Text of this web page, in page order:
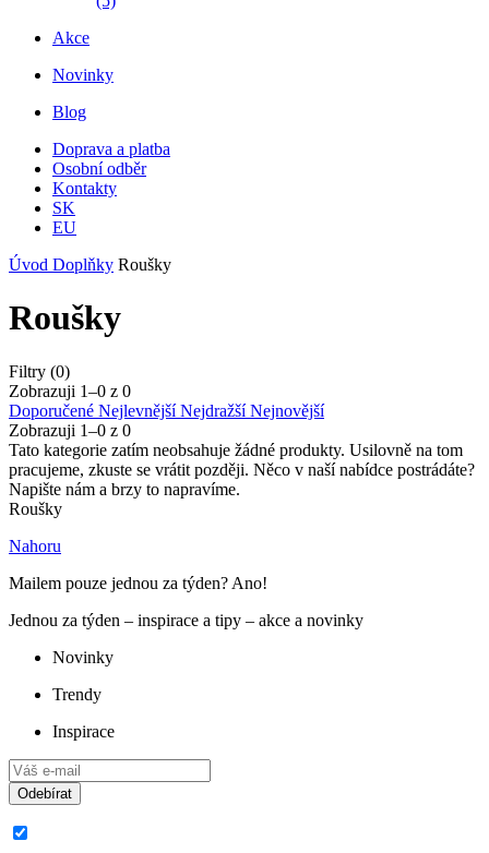
Akce
Novinky
Blog
Doprava a platba
Osobní odběr
Kontakty
SK
EU
Úvod Doplňky Roušky
Roušky
Filtry (0)
Zobrazuji 1–0 z 0
Doporučené NejlevnějšíNejdražšíNejnovější
Zobrazuji 1–0 z 0
Tato kategorie zatím neobsahuje žádné produkty. Usilovně na tom
pracujeme, zkuste se vrátit později. Něco v naší nabídce postrádáte?
Napište nám a brzy to napravíme.
Roušky
Nahoru
Mailem pouze jednou za týden? Ano!
Jednou za týden – inspirace a tipy – akce a novinky
Novinky
Trendy
Inspirace
Odebírat